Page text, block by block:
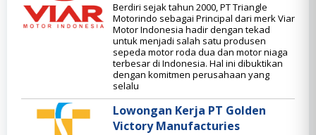
Berdiri sejak tahun 2000, PT Triangle
Motorindo sebagai Principal dari merk Viar
Motor Indonesia hadir dengan tekad
untuk menjadi salah satu produsen
sepeda motor roda dua dan motor niaga
terbesar di Indonesia. Hal ini dibuktikan
dengan komitmen perusahaan yang
selalu
Lowongan Kerja PT Golden
Victory Manufacturies